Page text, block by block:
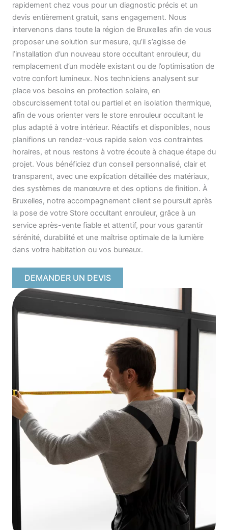
rapidement chez vous pour un diagnostic précis et un
devis entièrement gratuit, sans engagement. Nous
intervenons dans toute la région de Bruxelles afin de vous
proposer une solution sur mesure, qu’il s’agisse de
l’installation d’un nouveau store occultant enrouleur, du
remplacement d’un modèle existant ou de l’optimisation de
votre confort lumineux. Nos techniciens analysent sur
place vos besoins en protection solaire, en
obscurcissement total ou partiel et en isolation thermique,
afin de vous orienter vers le store enrouleur occultant le
plus adapté à votre intérieur. Réactifs et disponibles, nous
planifions un rendez-vous rapide selon vos contraintes
horaires, et nous restons à votre écoute à chaque étape du
projet. Vous bénéficiez d’un conseil personnalisé, clair et
transparent, avec une explication détaillée des matériaux,
des systèmes de manœuvre et des options de finition. À
Bruxelles, notre accompagnement client se poursuit après
la pose de votre Store occultant enrouleur, grâce à un
service après-vente fiable et attentif, pour vous garantir
sérénité, durabilité et une maîtrise optimale de la lumière
dans votre habitation ou vos bureaux.
DEMANDER UN DEVIS